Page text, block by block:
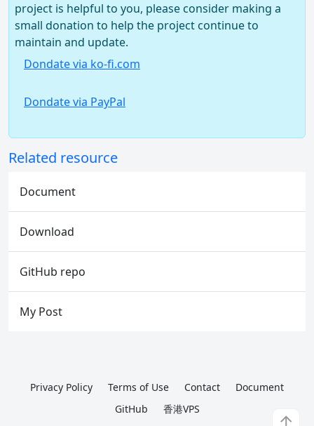
project is helpful to you, please consider making a
small donation to help the project continue to
maintain and update.
Dondate via ko-fi.com
Dondate via PayPal
Related resource
Document
Download
GitHub repo
My Post
Privacy Policy Terms of Use Contact
Document
GitHub
香港VPS